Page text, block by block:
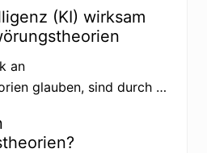
(KI) wirksam
an
glauben, sind durch …